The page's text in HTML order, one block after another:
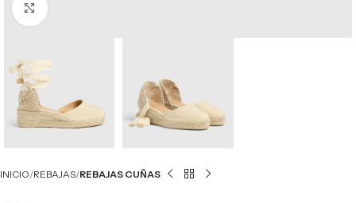
Click to enlarge
INICIO REBAJAS REBAJAS CUÑAS